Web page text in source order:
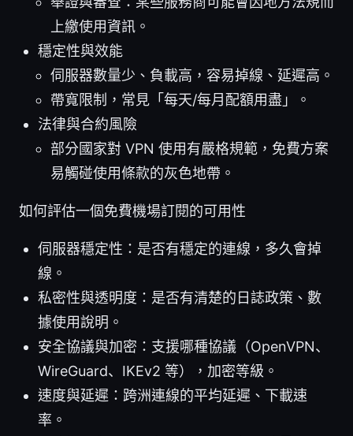
上繳使用資訊。
穩定性與效能
伺服器數量少、負載高，容易掉線、延遲高。
帶寬限制，常見「每天/每月配額用盡」。
法律與合約風險
部分國家對 VPN 使用有嚴格規範，免費方案
易觸碰使用條款的灰色地帶。
如何評估一個免費機場訂閱的可用性
伺服器穩定性：是否有穩定的連線，多久會掉
線。
私密性與透明度：是否有清楚的日誌政策、數
據使用說明。
安全協議與加密：支援哪種協議（OpenVPN、
WireGuard、IKEv2 等），加密等級。
速度與延遲：跨洲連線的平均延遲、下載速
率。